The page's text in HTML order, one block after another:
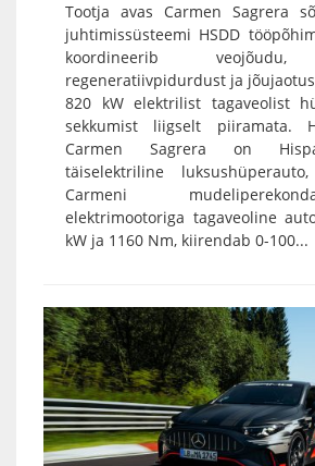
Tootja avas Carmen Sagrera
juhtimissüsteemi HSDD
koordineerib veojõudu,
regeneratiivpidurdust ja
820 kW elektrilist tagaveolist
sekkumist liigselt piiramata.
Carmen Sagrera on
täiselektriline
Carmeni
elektrimootoriga tagaveoline
kW ja 1160 Nm, kiirendab 0-100...